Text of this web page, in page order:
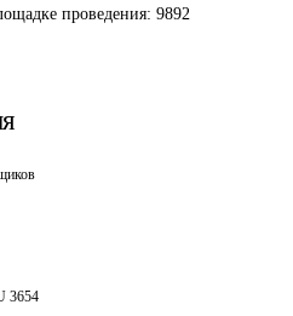
проведения: 9892
3654